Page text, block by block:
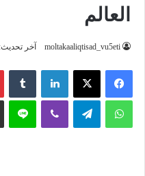
العالم
moltakaaliqtisad_vu5eti آخر تحديث:
فيسبوك ‫X لينكدإن
واتساب تيلقرام لاين